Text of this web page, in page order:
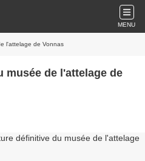
MENU
l'attelage de Vonnas
musée de l'attelage de